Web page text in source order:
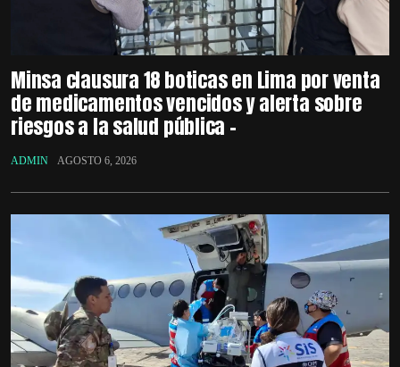
Minsa clausura 18 boticas en Lima por venta
de medicamentos vencidos y alerta sobre
riesgos a la salud pública –
ADMIN AGOSTO 6, 2026